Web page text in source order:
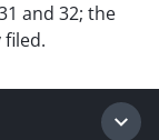
and 32; the
filed.